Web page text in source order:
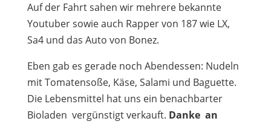
Auf der Fahrt sahen wir mehrere bekannte
Youtuber sowie auch Rapper von 187 wie LX,
Sa4 und das Auto von Bonez.
Eben gab es gerade noch Abendessen: Nudeln
mit Tomatensoße, Käse, Salami und Baguette.
Die Lebensmittel hat uns ein benachbarter
Bioladen vergünstigt verkauft. Danke an